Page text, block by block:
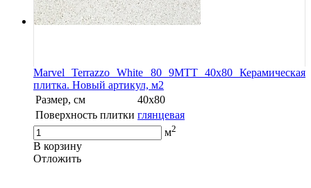
Marvel Terrazzo White 80 9MTT 40x80 Керамическая
плитка. Новый артикул, м2
Размер, см
40x80
Поверхность плитки глянцевая
м2
В корзину
Oтложить